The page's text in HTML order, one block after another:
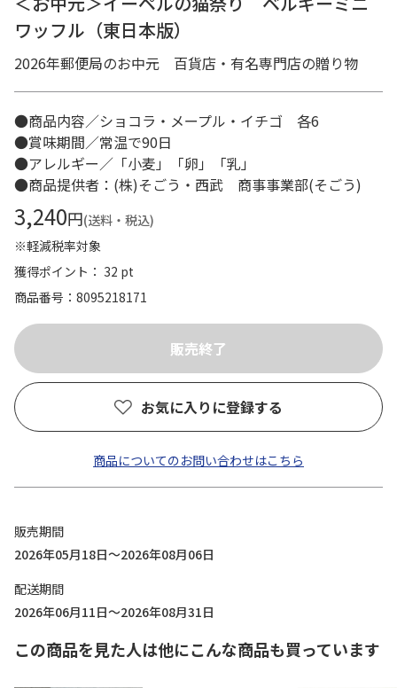
ワッフル（東日本版）
2026年郵便局のお中元 百貨店・有名専門店の贈り物
●商品内容／ショコラ・メープル・イチゴ 各6
●賞味期間／常温で90日
●アレルギー／「小麦」「卵」「乳」
●商品提供者：(株)そごう・西武 商事事業部(そごう)
3,240円(送料・税込)
※軽減税率対象
獲得ポイント： 32 pt
商品番号
8095218171
お気に入りに登録する
商品についてのお問い合わせはこちら
販売期間
2026年05月18日～2026年08月06日
配送期間
2026年06月11日～2026年08月31日
この商品を見た人は他にこんな商品も買っています